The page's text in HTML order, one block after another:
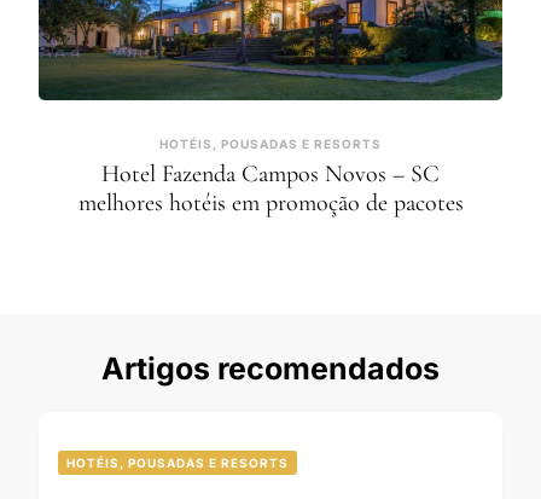
HOTÉIS, POUSADAS E RESORTS
Hotel Fazenda Campos Novos – SC
melhores hotéis em promoção de pacotes
Artigos recomendados
HOTÉIS, POUSADAS E RESORTS